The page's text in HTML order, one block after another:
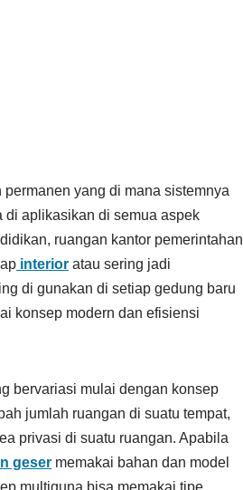
yang di mana sistemnya
di aplikasikan di semua aspek
ruangan kantor pemerintahan
interior atau sering jadi
di gunakan di setiap gedung baru
konsep modern dan efisiensi
bervariasi mulai dengan konsep
jumlah ruangan di suatu tempat,
privasi di suatu ruangan. Apabila
geser memakai bahan dan model
multiguna bisa memakai tipe